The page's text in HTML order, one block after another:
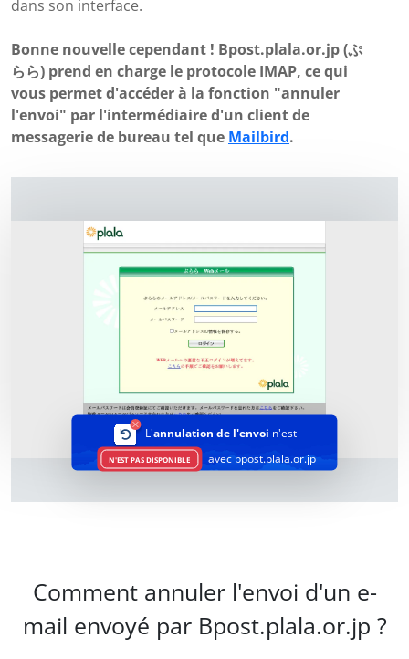
dans son interface.
Bonne nouvelle cependant ! Bpost.plala.or.jp (ぷ
らら) prend en charge le protocole IMAP, ce qui
vous permet d'accéder à la fonction "annuler
l'envoi" par l'intermédiaire d'un client de
messagerie de bureau tel que Mailbird.
L'annulation de l'envoi n'est
N'EST PAS DISPONIBLE avec bpost.plala.or.jp
Comment annuler l'envoi d'un e-
mail envoyé par Bpost.plala.or.jp ?